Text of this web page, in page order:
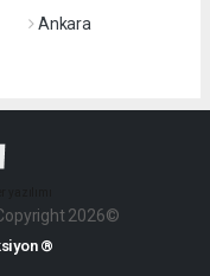
Ankara
2026©
®